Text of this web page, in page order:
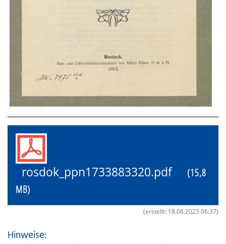
rosdok_ppn1733883320.pdf
(15,8
MB)
(erstellt: 18.06.2023 06:37)
Hinweise: